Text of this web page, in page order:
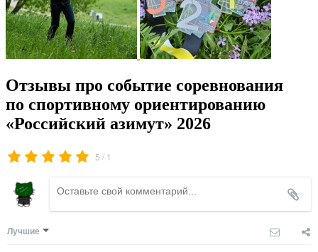
Отзывы про событие соревнования
по спортивному ориентированию
«Российский азимут» 2026
5 / 1
Лучшие